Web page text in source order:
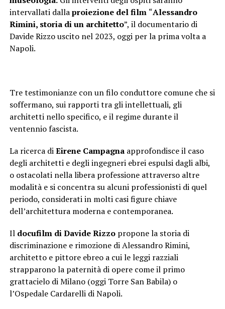
intervallati dallaproiezione del film “Alessandro
Rimini,storia di un architetto”, il documentario di
Davide Rizzo uscito nel 2023, oggi per la prima volta a
Napoli.
Tre testimonianze con un filo conduttore comune che si
soffermano, sui rapporti tra gli intellettuali, gli
architetti nello specifico, e il regime durante il
ventennio fascista.
La ricerca diEirene Campagnaapprofondisce il caso
degli architetti e degli ingegneri ebrei espulsi dagli albi,
o ostacolati nella libera professione attraverso altre
modalità e si concentra su alcuni professionisti di quel
periodo, considerati in molti casi figure chiave
dell’architettura moderna e contemporanea.
Ildocufilm di Davide Rizzopropone la storia di
discriminazione e rimozione di Alessandro Rimini,
architetto e pittore ebreo a cui le leggi razziali
strapparono la paternità di opere come il primo
grattacielo di Milano (oggi Torre San Babila) o
l’Ospedale Cardarelli di Napoli.